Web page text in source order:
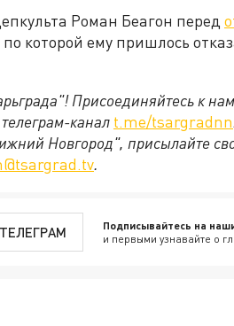
Роман Беагон перед
которой ему пришлось
Присоединяйтесь к
канал t.me/tsargradnn
Новгород", присылайте
.
ТЕЛЕГРАМ Подписывайтесь на
и первыми узнавайте о